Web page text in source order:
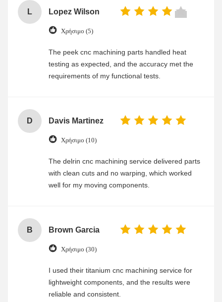
L Lopez Wilson
Χρήσιμο (5)
The peek cnc machining parts handled heat
testing as expected, and the accuracy met the
requirements of my functional tests.
D Davis Martinez
Χρήσιμο (10)
The delrin cnc machining service delivered parts
with clean cuts and no warping, which worked
well for my moving components.
B Brown Garcia
Χρήσιμο (30)
I used their titanium cnc machining service for
lightweight components, and the results were
reliable and consistent.